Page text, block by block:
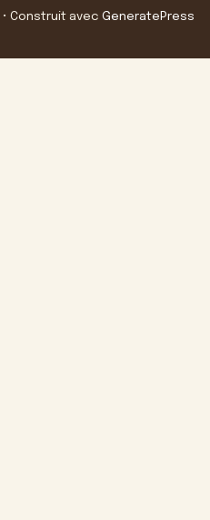
• Construit avec GeneratePress